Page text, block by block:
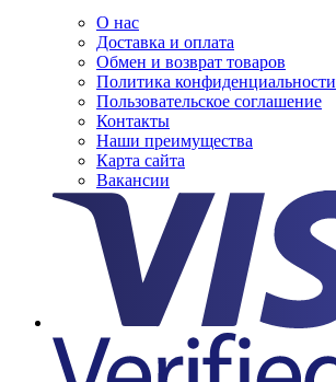
О нас
Доставка и оплата
Обмен и возврат товаров
Политика конфиденциальности
Пользовательское соглашение
Контакты
Наши преимущества
Карта сайта
Вакансии